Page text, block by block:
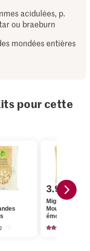
acidulées, p.
ou braeburn
mondées entières
pour cette
3.95
Migros
Moulues et
émondées